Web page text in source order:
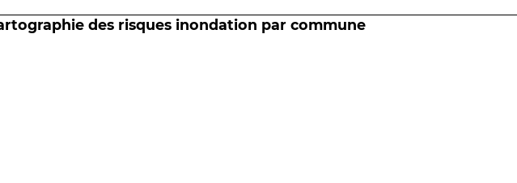
des risques inondation par commune